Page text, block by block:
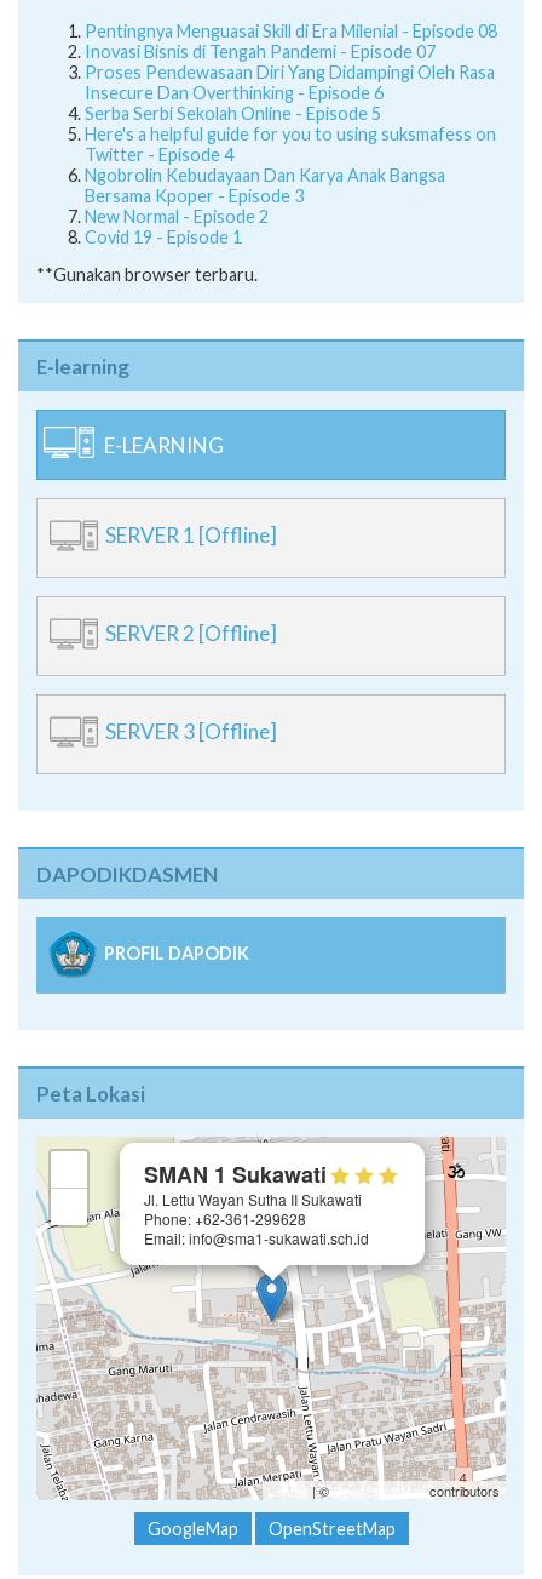
Pentingnya Menguasai Skill di Era Milenial - Episode 08
Inovasi Bisnis di Tengah Pandemi - Episode 07
Proses Pendewasaan Diri Yang Didampingi Oleh Rasa
Insecure Dan Overthinking - Episode 6
Serba Serbi Sekolah Online - Episode 5
Here's a helpful guide for you to using suksmafess on
Twitter - Episode 4
Ngobrolin Kebudayaan Dan Karya Anak Bangsa
Bersama Kpoper - Episode 3
New Normal - Episode 2
Covid 19 - Episode 1
**Gunakan browser terbaru.
E-learning
E-LEARNING
SERVER 1 [Offline]
SERVER 2 [Offline]
SERVER 3 [Offline]
DAPODIKDASMEN
PROFIL DAPODIK
Peta Lokasi
SMAN 1 Sukawati
Jl. Lettu Wayan Sutha II Sukawati
Phone: +62-361-299628
Email: info@sma1-sukawati.sch.id
+
−
Leaflet | ©OpenStreetMapcontributors
GoogleMap OpenStreetMap